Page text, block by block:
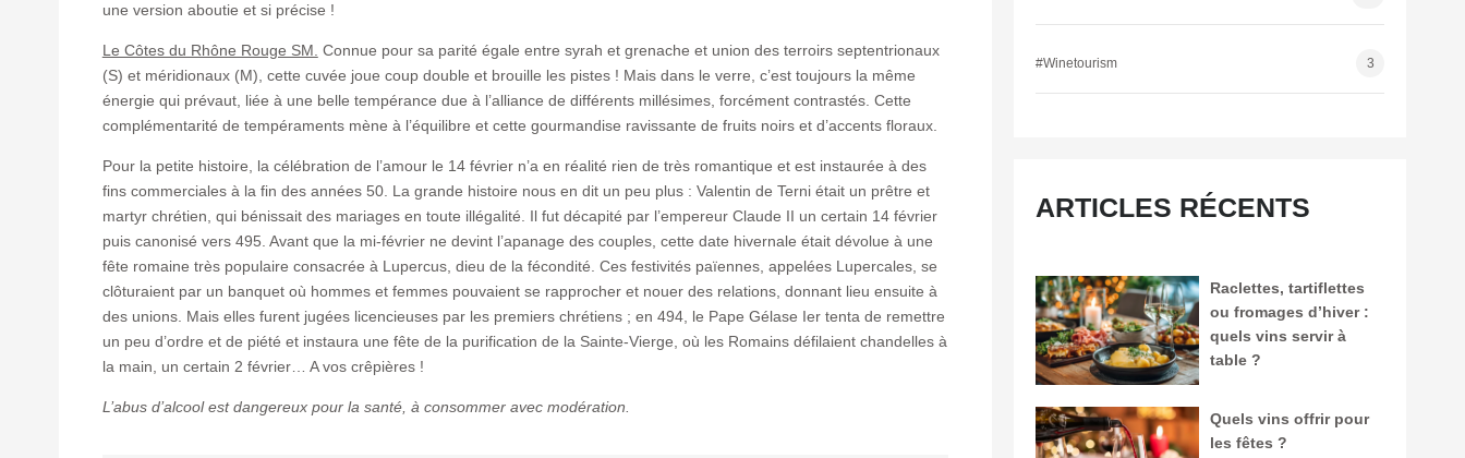
une version aboutie et si précise !
Le Côtes du Rhône Rouge SM. Connue pour sa parité égale entre syrah et grenache et union des terroirs septentrionaux
(S) et méridionaux (M), cette cuvée joue coup double et brouille les pistes ! Mais dans le verre, c’est toujours la même
énergie qui prévaut, liée à une belle tempérance due à l’alliance de différents millésimes, forcément contrastés. Cette
complémentarité de tempéraments mène à l’équilibre et cette gourmandise ravissante de fruits noirs et d’accents floraux.
Pour la petite histoire, la célébration de l’amour le 14 février n’a en réalité rien de très romantique et est instaurée à des
fins commerciales à la fin des années 50. La grande histoire nous en dit un peu plus : Valentin de Terni était un prêtre et
martyr chrétien, qui bénissait des mariages en toute illégalité. Il fut décapité par l’empereur Claude II un certain 14 février
puis canonisé vers 495. Avant que la mi-février ne devint l’apanage des couples, cette date hivernale était dévolue à une
fête romaine très populaire consacrée à Lupercus, dieu de la fécondité. Ces festivités païennes, appelées Lupercales, se
clôturaient par un banquet où hommes et femmes pouvaient se rapprocher et nouer des relations, donnant lieu ensuite à
des unions. Mais elles furent jugées licencieuses par les premiers chrétiens ; en 494, le Pape Gélase Ier tenta de remettre
un peu d’ordre et de piété et instaura une fête de la purification de la Sainte-Vierge, où les Romains défilaient chandelles à
la main, un certain 2 février… A vos crêpières !
L’abus d’alcool est dangereux pour la santé, à consommer avec modération.
#Winetourism 3
ARTICLES RÉCENTS
Raclettes, tartiflettes
ou fromages d’hiver :
quels vins servir à
table ?
Quels vins offrir pour
les fêtes ?